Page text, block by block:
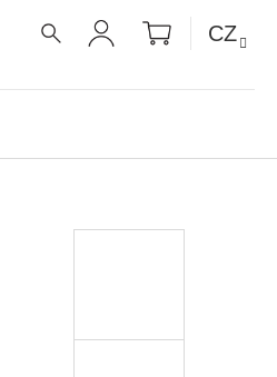
PŘIHLÁŠENÍ
NÁKUPNÍ
KOŠÍK
CZ